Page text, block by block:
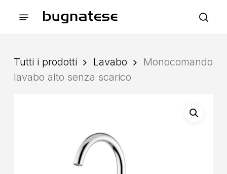
Menu
Tutti i prodotti Lavabo
Monocomando
lavabo alto senza scarico